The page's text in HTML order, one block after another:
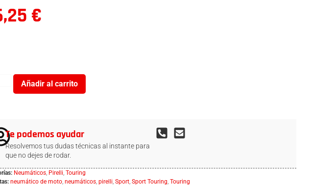
€
Añadir al carrito
Te podemos ayudar
Resolvemos tus dudas técnicas al instante para
que no dejes de rodar.
Neumáticos, Pirelli, Touring
neumático de moto, neumáticos, pirelli, Sport, Sport Touring, Touring